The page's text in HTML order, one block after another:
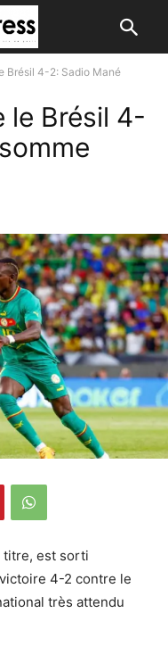
Brésil 4-2: Sadio Mané
le Brésil 4-
titre, est sorti
4-2 contre le
très attendu